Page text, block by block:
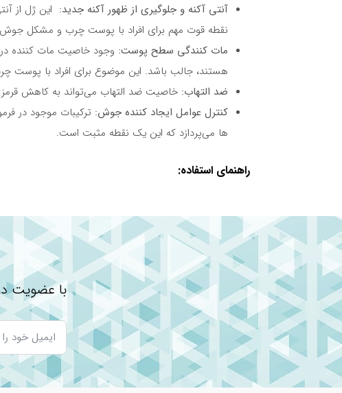
آنتی آکنه و جلوگیری از ظهور آکنه جدید: این ژل از
نقطه قوت مهم برای افراد با پوست چرب و مشکل
مات کنندگی سطح پوست: وجود خاصیت مات کننده
هستند، جالب باشد. این موضوع برای افراد با
ضد التهاب: خاصیت ضد التهاب می‌تواند به کاهش
کنترل عوامل ایجاد کننده جوش: ترکیبات موجود در
ها می‌پردازد که این یک نقطه مثبت است.
راهنمای استفاده:
چقدر باید این ژل را در روز استفاده کرد؟ آیا
تداوم استفاده:
برای داشتن نتایج بهتر، آیا استفاده منظم از
نتیجه‌گیری:
با توجه به اینکه محصول خاصیت ضد جوش و ضد براقیت
بگذارند. همچنین، پیشنهاد می‌شود که افراد با پوست حساس
ژل ضد جوش هیدرودرم را چطور مصرف کنیم
با عضویت